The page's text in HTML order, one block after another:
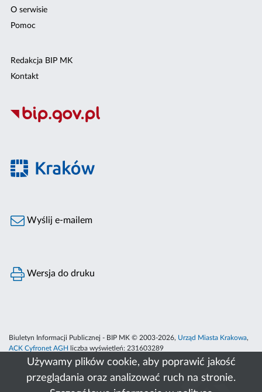
Używamy plików cookie, aby poprawić jakość
przeglądania oraz analizować ruch na stronie.
O serwisie
Pomoc
Redakcja BIP MK
Kontakt
Wyślij e-mailem
Wersja do druku
Biuletyn Informacji Publicznej - BIP MK © 2003-2026, Urząd Miasta Krakowa,
ACK Cyfronet AGH
liczba wyświetleń: 231603289